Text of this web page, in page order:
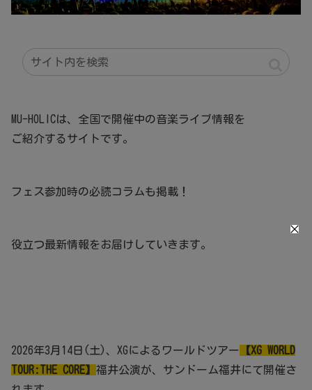
MU-HOLICは、全国で開催中の音楽ライブ情報を
ご紹介するサイトです。
フェス参加時の必読コラムも掲載！
役立つ最新情報をお届けしていきます。
2026年3月14日(土)、XGによるワールドツアー 【XG WORLD
TOUR:THE CORE】 福井公演が、サンドーム福井にて開催さ